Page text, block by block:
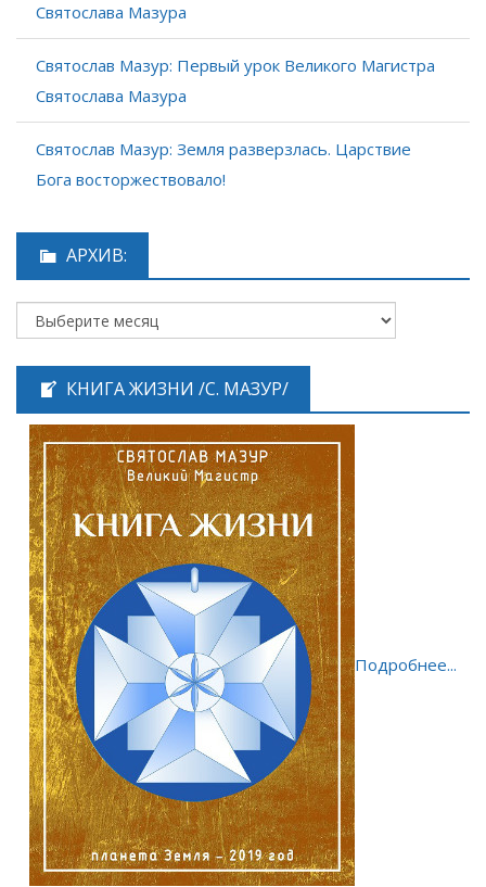
Святослава Мазура
Святослав Мазур: Первый урок Великого Магистра
Святослава Мазура
Святослав Мазур: Земля разверзлась. Царствие
Бога восторжествовало!
АРХИВ:
КНИГА ЖИЗНИ /С. МАЗУР/
Подробнее...